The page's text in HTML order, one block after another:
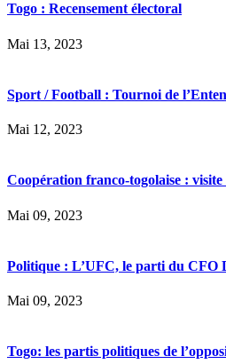
Togo : Recensement électoral
Mai 13, 2023
Sport / Football : Tournoi de
Mai 12, 2023
Coopération franco-togolaise : visite
Mai 09, 2023
Politique : L’UFC, le parti du CFO
Mai 09, 2023
Togo: les partis politiques de